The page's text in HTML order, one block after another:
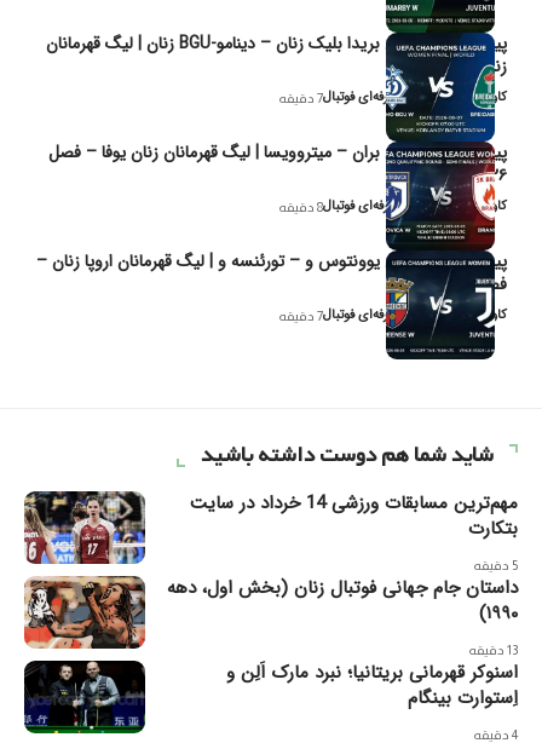
پیش‌بینی و تحلیل بریدا بلیک زنان – دینامو-BGU زنان | لیگ قهرمانان
زنان یوفا
کاوه نیک‌فر، تحلیل‌گر حرفه‌ای فوتبال7 دقیقه
پیش‌بینی و تحلیل بران – میتروویسا | لیگ قهرمانان زنان یوفا – فصل
۲۰۲۶
کاوه نیک‌فر، تحلیل‌گر حرفه‌ای فوتبال8 دقیقه
پیش‌بینی و تحلیل یوونتوس و – تورئنسه و | لیگ قهرمانان اروپا زنان –
فصل ۲۰۲۶
کاوه نیک‌فر، تحلیل‌گر حرفه‌ای فوتبال7 دقیقه
شاید شما هم دوست داشته باشید
مهم‌ترین مسابقات ورزشی 14 خرداد در سایت
بتکارت
5 دقیقه
داستان جام جهانی فوتبال زنان (بخش اول، دهه
۱۹۹۰)
13 دقیقه
اسنوکر قهرمانی بریتانیا؛ نبرد مارک اَلِن و
اِستوارت بینگام
4 دقیقه